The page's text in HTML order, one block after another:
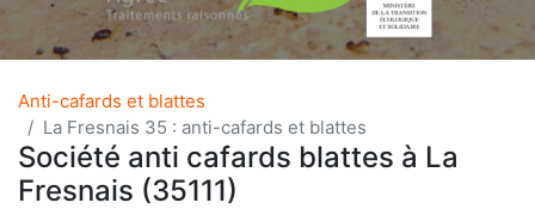
Anti-cafards et blattes
La Fresnais 35 : anti-cafards et blattes
Société anti cafards blattes à La
Fresnais (35111)